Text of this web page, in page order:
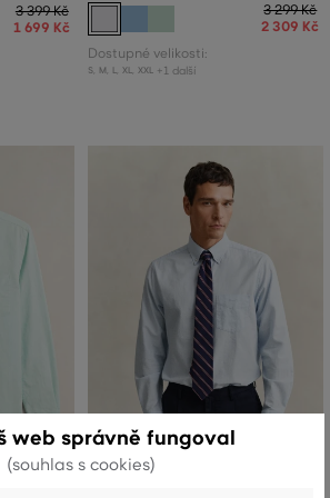
3 399 Kč
1 699 Kč
3 299 Kč
2 309 Kč
Dostupné velikosti:
S, M L, XL, XXL +1 další
SLEVA -30%
web správně fungoval
(souhlas s cookies)